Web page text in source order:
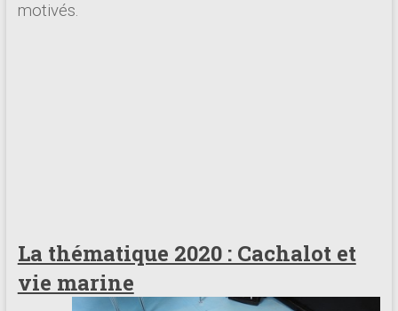
motivés.
La thématique 2020 : Cachalot et
vie marine